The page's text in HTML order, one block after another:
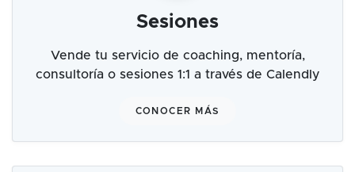
Sesiones
Vende tu servicio de coaching, mentoría,
consultoría o sesiones 1:1 a través de Calendly
CONOCER MÁS